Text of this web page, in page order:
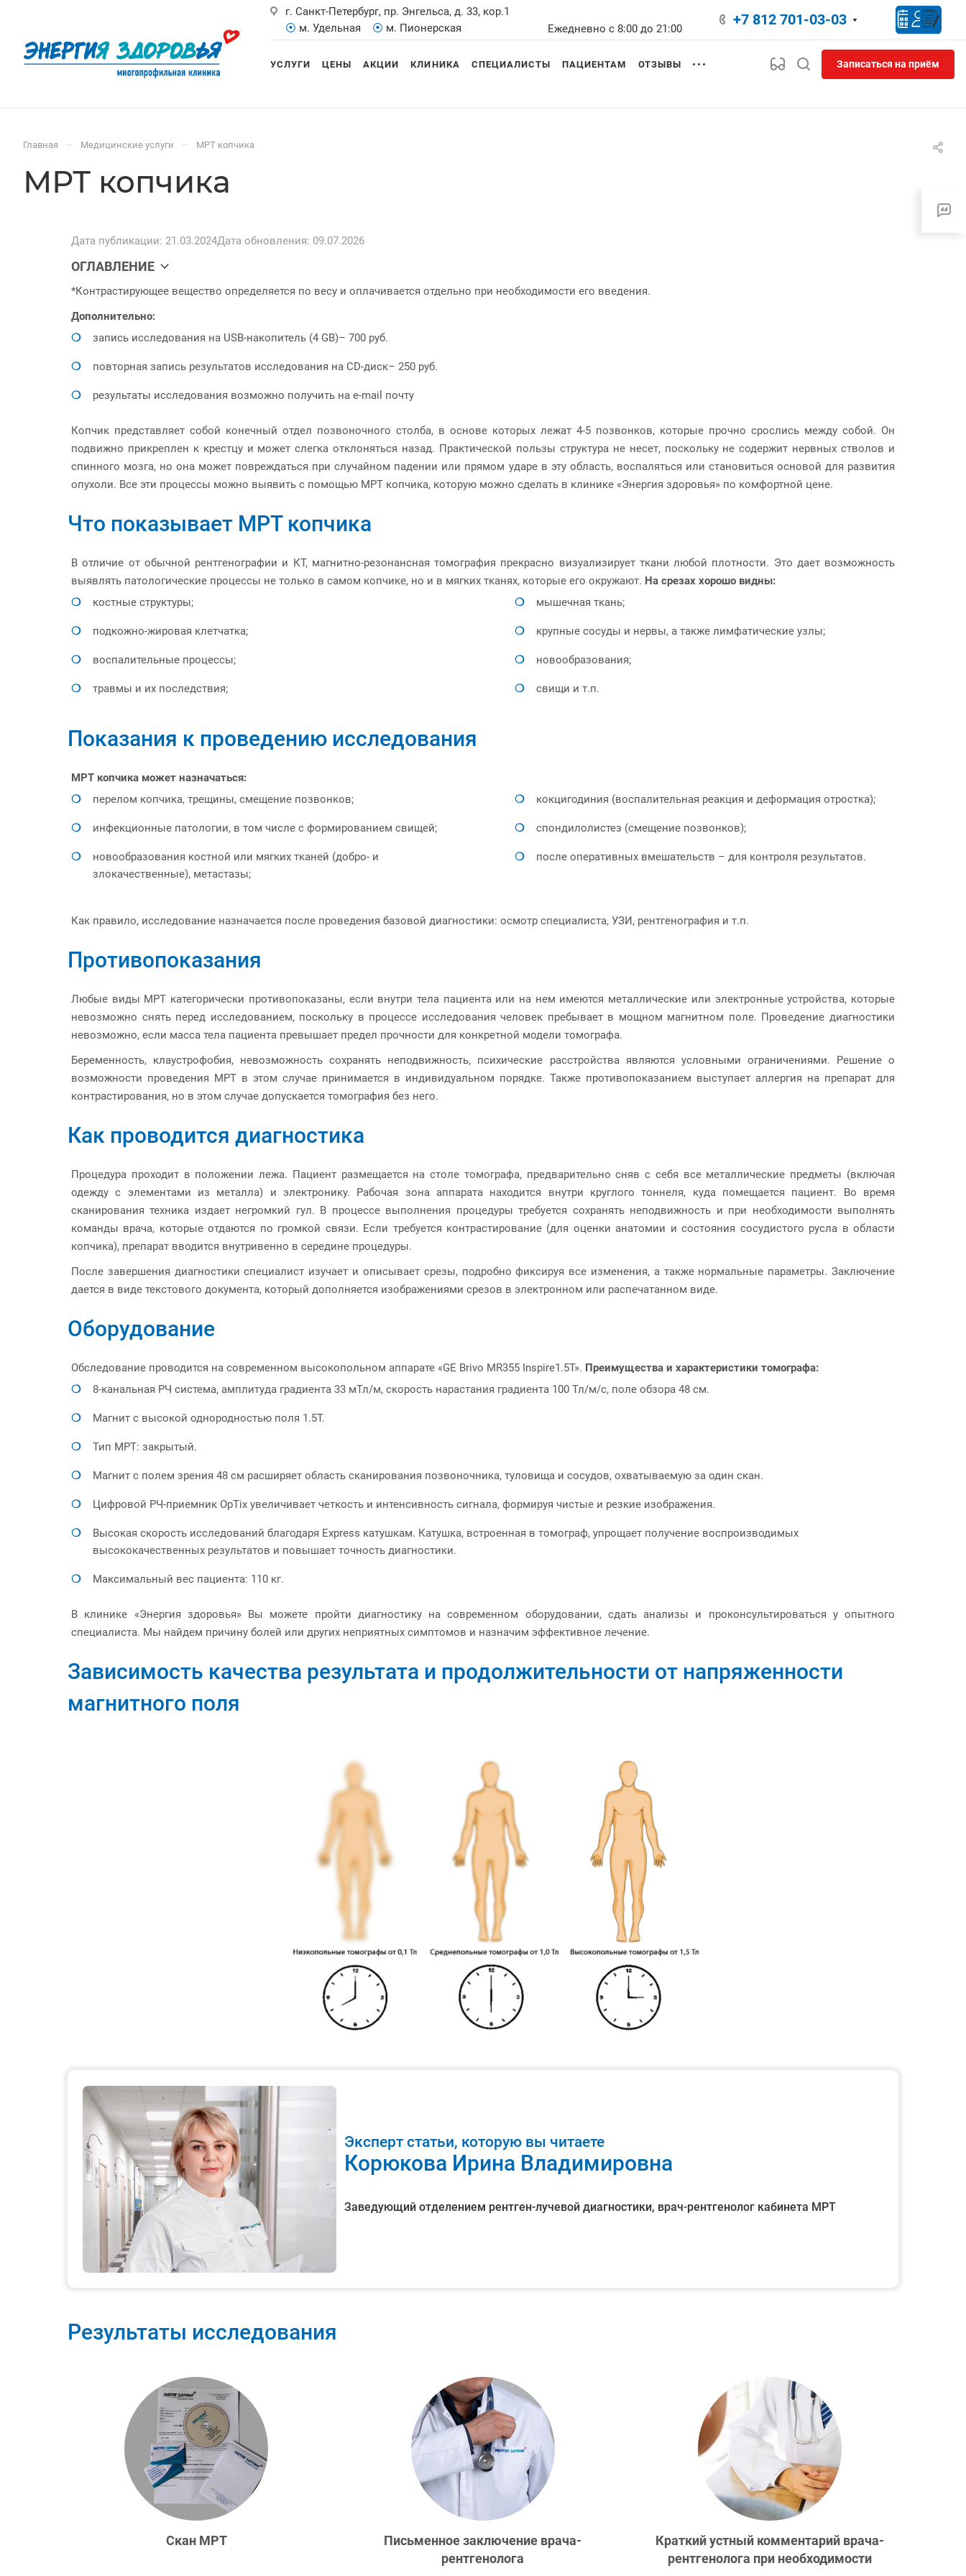
г. Санкт-Петербург, пр. Энгельса, д. 33, кор.1
⦿ м. Удельная ⦿ м. Пионерская Ежедневно с 8:00 до 21:00
+7 812 701-03-03
УСЛУГИ ЦЕНЫ АКЦИИ КЛИНИКА СПЕЦИАЛИСТЫ ПАЦИЕНТАМ ОТЗЫВЫ Записаться на приём
Главная — Медицинские услуги — МРТ копчика
МРТ копчика
Дата публикации: 21.03.2024Дата обновления: 09.07.2026
ОГЛАВЛЕНИЕ
*Контрастирующее вещество определяется по весу и оплачивается отдельно при необходимости его введения.
Дополнительно:
запись исследования на USB-накопитель (4 GB)– 700 руб.
повторная запись результатов исследования на CD-диск– 250 руб.
результаты исследования возможно получить на e-mail почту
Копчик представляет собой конечный отдел позвоночного столба, в основе которых лежат 4-5 позвонков, которые прочно срослись между собой. Он
подвижно прикреплен к крестцу и может слегка отклоняться назад. Практической пользы структура не несет, поскольку не содержит нервных стволов и
спинного мозга, но она может повреждаться при случайном падении или прямом ударе в эту область, воспаляться или становиться основой для развития
опухоли. Все эти процессы можно выявить с помощью МРТ копчика, которую можно сделать в клинике «Энергия здоровья» по комфортной цене.
Что показывает МРТ копчика
В отличие от обычной рентгенографии и КТ, магнитно-резонансная томография прекрасно визуализирует ткани любой плотности. Это дает возможность
выявлять патологические процессы не только в самом копчике, но и в мягких тканях, которые его окружают. На срезах хорошо видны:
костные структуры;
мышечная ткань;
подкожно-жировая клетчатка; крупные сосуды и нервы, а также лимфатические узлы;
воспалительные процессы; новообразования;
травмы и их последствия; свищи и т.п.
Показания к проведению исследования
МРТ копчика может назначаться:
перелом копчика, трещины, смещение позвонков;
кокцигодиния (воспалительная реакция и деформация отростка);
инфекционные патологии, в том числе с формированием свищей; спондилолистез (смещение позвонков);
новообразования костной или мягких тканей (добро- и
злокачественные), метастазы;
после оперативных вмешательств – для контроля результатов.
Как правило, исследование назначается после проведения базовой диагностики: осмотр специалиста, УЗИ, рентгенография и т.п.
Противопоказания
Любые виды МРТ категорически противопоказаны, если внутри тела пациента или на нем имеются металлические или электронные устройства, которые
невозможно снять перед исследованием, поскольку в процессе исследования человек пребывает в мощном магнитном поле. Проведение диагностики
невозможно, если масса тела пациента превышает предел прочности для конкретной модели томографа.
Беременность, клаустрофобия, невозможность сохранять неподвижность, психические расстройства являются условными ограничениями. Решение о
возможности проведения МРТ в этом случае принимается в индивидуальном порядке. Также противопоказанием выступает аллергия на препарат для
контрастирования, но в этом случае допускается томография без него.
Как проводится диагностика
Процедура проходит в положении лежа. Пациент размещается на столе томографа, предварительно сняв с себя все металлические предметы (включая
одежду с элементами из металла) и электронику. Рабочая зона аппарата находится внутри круглого тоннеля, куда помещается пациент. Во время
сканирования техника издает негромкий гул. В процессе выполнения процедуры требуется сохранять неподвижность и при необходимости выполнять
команды врача, которые отдаются по громкой связи. Если требуется контрастирование (для оценки анатомии и состояния сосудистого русла в области
копчика), препарат вводится внутривенно в середине процедуры.
После завершения диагностики специалист изучает и описывает срезы, подробно фиксируя все изменения, а также нормальные параметры. Заключение
дается в виде текстового документа, который дополняется изображениями срезов в электронном или распечатанном виде.
Оборудование
Обследование проводится на современном высокопольном аппарате «GE Brivo MR355 Inspire1.5Т». Преимущества и характеристики томографа:
8-канальная РЧ система, амплитуда градиента 33 мТл/м, скорость нарастания градиента 100 Тл/м/с, поле обзора 48 см.
Магнит с высокой однородностью поля 1.5Т.
Тип МРТ: закрытый.
Магнит с полем зрения 48 см расширяет область сканирования позвоночника, туловища и сосудов, охватываемую за один скан.
Цифровой РЧ-приемник OpTix увеличивает четкость и интенсивность сигнала, формируя чистые и резкие изображения.
Высокая скорость исследований благодаря Express катушкам. Катушка, встроенная в томограф, упрощает получение воспроизводимых
высококачественных результатов и повышает точность диагностики.
Максимальный вес пациента: 110 кг.
В клинике «Энергия здоровья» Вы можете пройти диагностику на современном оборудовании, сдать анализы и проконсультироваться у опытного
специалиста. Мы найдем причину болей или других неприятных симптомов и назначим эффективное лечение.
Зависимость качества результата и продолжительности от напряженности
магнитного поля
Эксперт статьи, которую вы читаете
Корюкова Ирина Владимировна
Заведующий отделением рентген-лучевой диагностики, врач-рентгенолог кабинета МРТ
Результаты исследования
Скан МРТ
Письменное заключение врача-
рентгенолога
Краткий устный комментарий врача-
рентгенолога при необходимости